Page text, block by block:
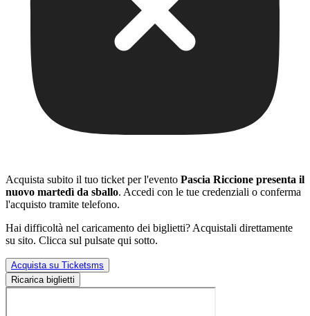
Acquista subito il tuo ticket per l'evento Pascia Riccione presenta il
nuovo martedì da sballo. Accedi con le tue credenziali o conferma
l'acquisto tramite telefono.
Hai difficoltà nel caricamento dei biglietti? Acquistali direttamente
su sito. Clicca sul pulsate qui sotto.
Acquista su Ticketsms
Ricarica biglietti